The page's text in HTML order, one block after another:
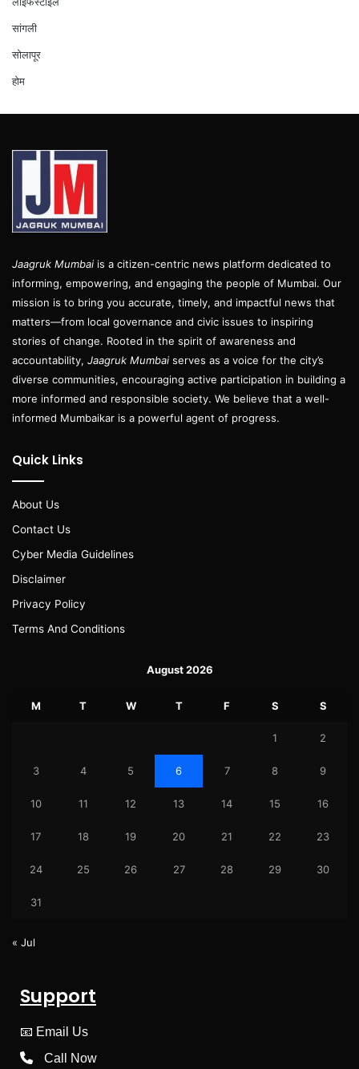
सांगली
सोलापूर
होम
Jaagruk Mumbai is a citizen-centric news platform dedicated to
informing, empowering, and engaging the people of Mumbai. Our
mission is to bring you accurate, timely, and impactful news that
matters—from local governance and civic issues to inspiring
stories of change. Rooted in the spirit of awareness and
accountability, Jaagruk Mumbai serves as a voice for the city’s
diverse communities, encouraging active participation in building a
more informed and responsible society. We believe that a well-
informed Mumbaikar is a powerful agent of progress.
Quick Links
About Us
Contact Us
Cyber Media Guidelines
Disclaimer
Privacy Policy
Terms And Conditions
August 2026
M T W T F S S
1 2
3 4 5 6 7 8 9
10 11 12 13 14 15 16
17 18 19 20 21 22 23
24 25 26 27 28 29 30
31
« Jul
Support
📧 Email Us
Call Now